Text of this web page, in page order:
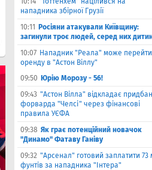
нападника збірної Грузії
10:11
Росіяни атакували Київщину:
загинули троє людей, серед них
10:07 Нападник "Реала" може
оренду в "Астон Віллу"
09:50 Юрію Морозу - 56!
09:43 "Астон Вілла" відкладає
форварда "Челсі" через фінансові
правила УЄФА
09:38 Як грає потенційний новачок
"Динамо" Фатаву Ганіву
09:32 "Арсенал" готовий заплатити 73
фунтів за нападника "Інтера"